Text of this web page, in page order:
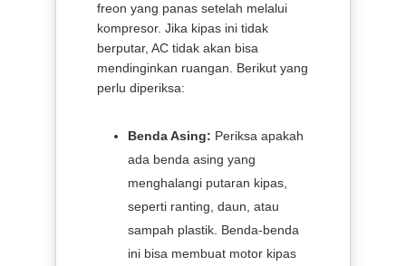
freon yang panas setelah melalui
kompresor. Jika kipas ini tidak
berputar, AC tidak akan bisa
mendinginkan ruangan. Berikut yang
perlu diperiksa:
Benda Asing: Periksa apakah
ada benda asing yang
menghalangi putaran kipas,
seperti ranting, daun, atau
sampah plastik. Benda-benda
ini bisa membuat motor kipas